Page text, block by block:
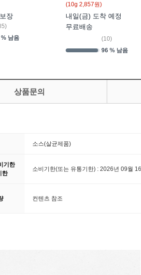
장
)
남음
(10g 2,857원)
내일(금) 도착 예정
무료배송
(10)
96 % 남음
상품문의
소스(살균제품)
기한
한
소비기한(또는 유통기한) : 2026년 09월
컨텐츠 참조